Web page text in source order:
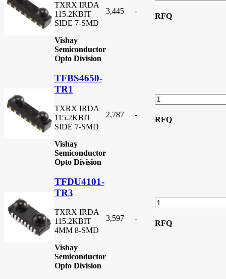
TXRX IRDA
115.2KBIT
SIDE 7-SMD
Vishay
Semiconductor
Opto Division
3,445 -
RFQ
TFBS4650-
TR1
TXRX IRDA
115.2KBIT
SIDE 7-SMD
Vishay
Semiconductor
Opto Division
2,787 -
RFQ
TFDU4101-
TR3
TXRX IRDA
115.2KBIT
4MM 8-SMD
Vishay
Semiconductor
Opto Division
3,597 -
RFQ